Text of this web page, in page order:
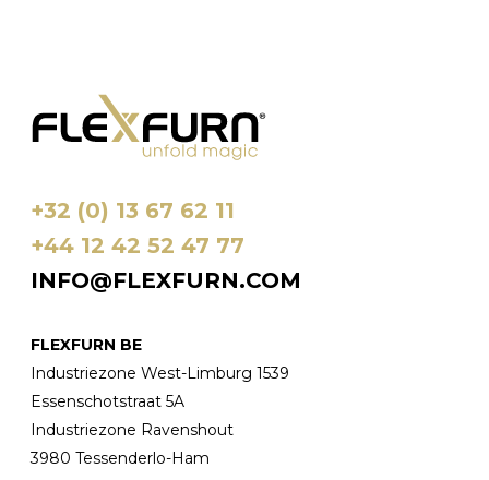
+32 (0) 13 67 62 11
+44 12 42 52 47 77
INFO@FLEXFURN.COM
FLEXFURN BE
Industriezone West-Limburg 1539
Essenschotstraat 5A
Industriezone Ravenshout
3980 Tessenderlo-Ham